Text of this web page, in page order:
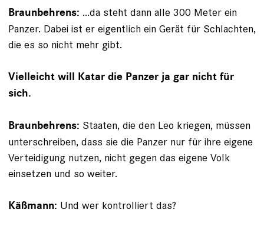
Braunbehrens: ...da steht dann alle 300 Meter ein
Panzer. Dabei ist er eigentlich ein Gerät für Schlachten,
die es so nicht mehr gibt.
Vielleicht will Katar die Panzer ja gar nicht für
sich.
Braunbehrens: Staaten, die den Leo kriegen, müssen
unterschreiben, dass sie die Panzer nur für ihre eigene
Verteidigung nutzen, nicht gegen das eigene Volk
einsetzen und so weiter.
Käßmann: Und wer kontrolliert das?